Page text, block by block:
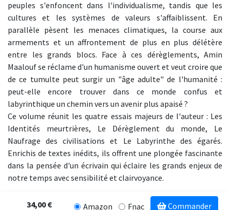
peuples s'enfoncent dans l'individualisme, tandis que les
cultures et les systèmes de valeurs s'affaiblissent. En
parallèle pèsent les menaces climatiques, la course aux
armements et un affrontement de plus en plus délétère
entre les grands blocs. Face à ces dérèglements, Amin
Maalouf se réclame d'un humanisme ouvert et veut croire que
de ce tumulte peut surgir un "âge adulte" de l'humanité :
peut-elle encore trouver dans ce monde confus et
labyrinthique un chemin vers un avenir plus apaisé ?
Ce volume réunit les quatre essais majeurs de l'auteur : Les
Identités meurtrières, Le Dérèglement du monde, Le
Naufrage des civilisations et Le Labyrinthe des égarés.
Enrichis de textes inédits, ils offrent une plongée fascinante
dans la pensée d'un écrivain qui éclaire les grands enjeux de
notre temps avec sensibilité et clairvoyance.
34,00 € Amazon Fnac Commander